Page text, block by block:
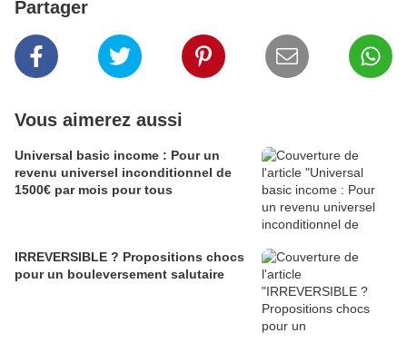
Partager
Vous aimerez aussi
Universal basic income : Pour un
revenu universel inconditionnel de
1500€ par mois pour tous
IRREVERSIBLE ? Propositions chocs
pour un bouleversement salutaire